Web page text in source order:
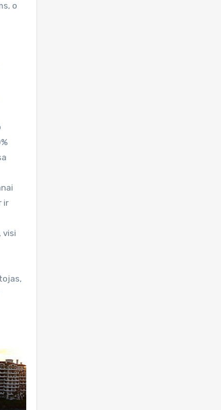
o
ir
visi